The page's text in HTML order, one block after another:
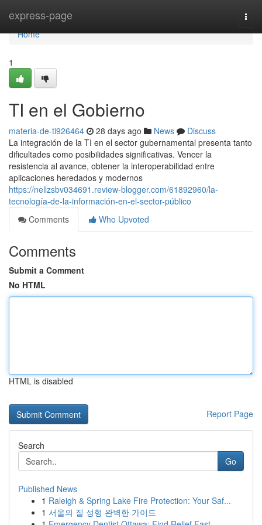
express-page
Home
Home
1
TI en el Gobierno
materia-de-ti926464 28 days ago News
Discuss
La integración de la TI en el sector gubernamental presenta tanto
dificultades como posibilidades significativas. Vencer la
resistencia al avance, obtener la interoperabilidad entre
aplicaciones heredados y modernos
https://nellzsbv034691.review-blogger.com/61892960/la-
tecnología-de-la-información-en-el-sector-público
Comments
Who Upvoted
Comments
Submit a Comment
No HTML
HTML is disabled
Report Page
Search
Go
Published News
1 Raleigh & Spring Lake Fire Protection: Your Saf...
1 서울의 질 성형 완벽한 가이드